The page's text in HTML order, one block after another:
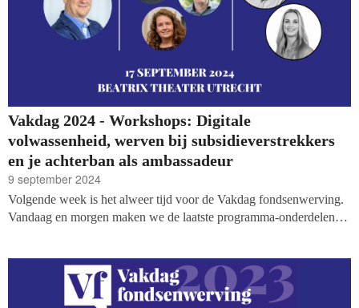
Vakdag 2024 - Workshops: Digitale
volwassenheid, werven bij subsidieverstrekkers
en je achterban als ambassadeur
9 september 2024
Volgende week is het alweer tijd voor de Vakdag fondsenwerving.
Vandaag en morgen maken we de laatste programma-onderdelen
je achterban ambassadeurs maakt.Bekijk het hele programma op